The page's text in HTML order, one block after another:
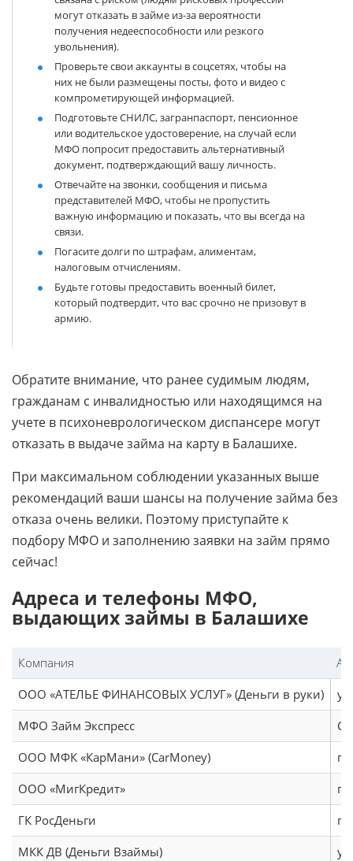
могут отказать в займе из-за вероятности
получения недееспособности или резкого
увольнения).
Проверьте свои аккаунты в соцсетях, чтобы на
них не были размещены посты, фото и видео с
компрометирующей информацией.
Подготовьте СНИЛС, загранпаспорт, пенсионное
или водительское удостоверение, на случай если
МФО попросит предоставить альтернативный
документ, подтверждающий вашу личность.
Отвечайте на звонки, сообщения и письма
представителей МФО, чтобы не пропустить
важную информацию и показать, что вы всегда на
связи.
Погасите долги по штрафам, алиментам,
налоговым отчислениям.
Будьте готовы предоставить военный билет,
который подтвердит, что вас срочно не призовут в
армию.
Обратите внимание, что ранее судимым людям,
гражданам с инвалидностью или находящимся на
учете в психоневрологическом диспансере могут
отказать в выдаче займа на карту в Балашихе.
При максимальном соблюдении указанных выше
рекомендаций ваши шансы на получение займа без
отказа очень велики. Поэтому приступайте к
подбору МФО и заполнению заявки на займ прямо
сейчас!
Адреса и телефоны МФО,
выдающих займы в Балашихе
Компания
ООО «АТЕЛЬЕ ФИНАНСОВЫХ УСЛУГ» (Деньги в руки)
МФО Займ Экспресс
ООО МФК «КарМани» (CarMoney)
ООО «МигКредит»
ГК РосДеньги
МКК ДВ (Деньги Взаймы)